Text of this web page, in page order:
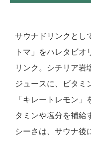
サウナドリンクとし
トマ」をハレタビ
リンク。シチリア岩
ジュースに、ビタミ
「キレートレモン
タミンや塩分を補給
シーさは、サウナ後